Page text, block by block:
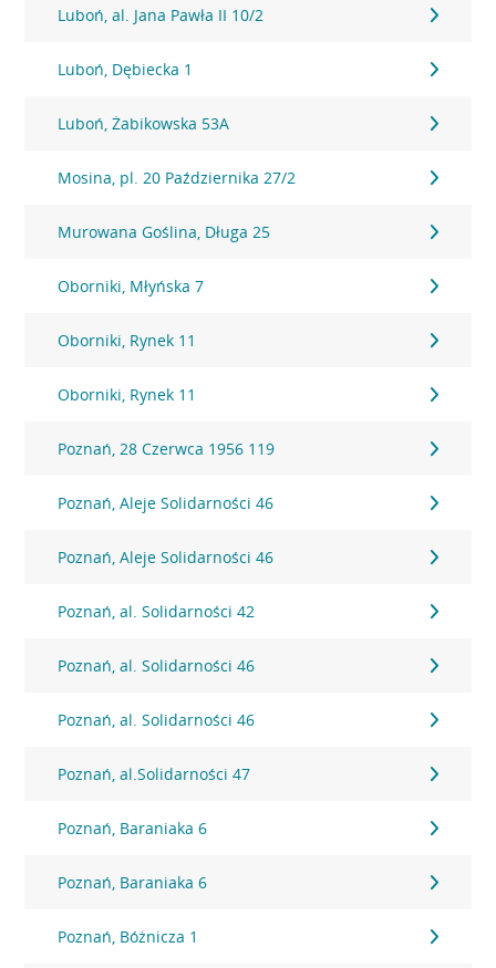
Luboń, al. Jana Pawła II 10/2
Luboń, Dębiecka 1
Luboń, Żabikowska 53A
Mosina, pl. 20 Października 27/2
Murowana Goślina, Długa 25
Oborniki, Młyńska 7
Oborniki, Rynek 11
Oborniki, Rynek 11
Poznań, 28 Czerwca 1956 119
Poznań, Aleje Solidarności 46
Poznań, Aleje Solidarności 46
Poznań, al. Solidarności 42
Poznań, al. Solidarności 46
Poznań, al. Solidarności 46
Poznań, al.Solidarności 47
Poznań, Baraniaka 6
Poznań, Baraniaka 6
Poznań, Bóżnicza 1